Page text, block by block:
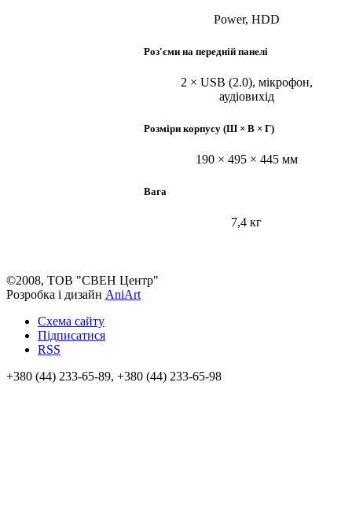
Power, HDD
Роз'єми на передній панелі
2 × USB (2.0), мікрофон,
аудіовихід
Розміри корпусу (Ш × В × Г)
190 × 495 × 445 мм
Вага
7,4 кг
©2008, ТОВ "СВЕН Центр"
Розробка і дизайн AniArt
Схема сайту
Підписатися
RSS
+380 (44) 233-65-89, +380 (44) 233-65-98